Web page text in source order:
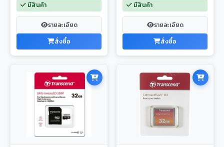
มีสินค้า
รายละเอียด
สั่งซื้อ
มีสินค้า
รายละเอียด
สั่งซื้อ